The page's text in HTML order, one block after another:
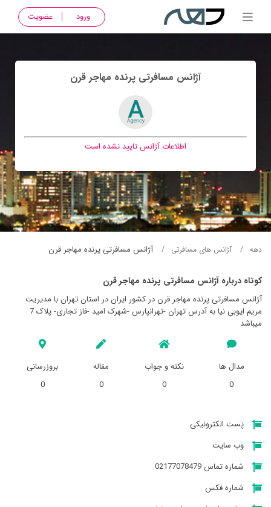
ورود عضویت
آژانس مسافرتی پرنده مهاجر قرن
اطلاعات آژانس تایید نشده است
دهه آژانس های مسافرتی آژانس مسافرتی پرنده مهاجر قرن
کوتاه درباره آژانس مسافرتی پرنده مهاجر قرن
آژانس مسافرتی پرنده مهاجر قرن در کشور ایران در استان تهران با مدیریت
مریم ایوبی نیا به آدرس تهران -تهرانپارس -شهرک امید -فاز تجاری- پلاک 7
میباشد
مدال ها
0
نکته و جواب
0
مقاله
0
بروزرسانی
0
پست الکترونیکی
وب سایت
شماره تماس 02177078479
شماره فکس